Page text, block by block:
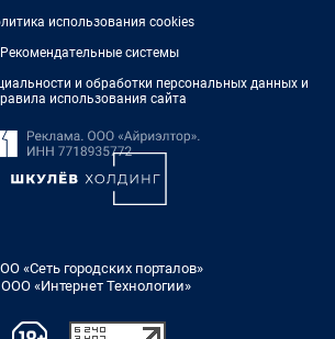
использования cookies
Рекомендательные системы
и обработки персональных данных и
использования сайта
«Сеть городских порталов»
«Интернет Технологии»